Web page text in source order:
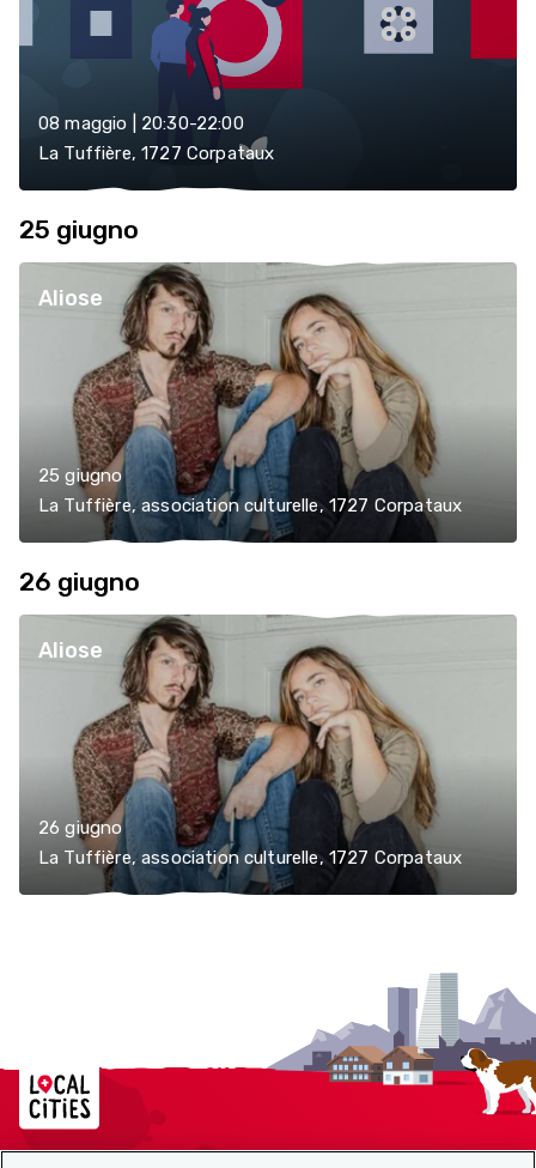
08 maggio | 20:30-22:00
La Tuffière, 1727 Corpataux
25 giugno
Aliose
25 giugno
La Tuffière, association culturelle, 1727 Corpataux
26 giugno
Aliose
26 giugno
La Tuffière, association culturelle, 1727 Corpataux
Localcities